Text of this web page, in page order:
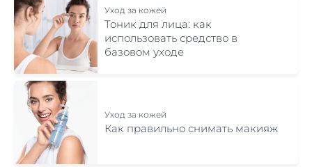
Уход за кожей
Тоник для лица: как
использовать средство в
базовом уходе
Уход за кожей
Как правильно снимать макияж